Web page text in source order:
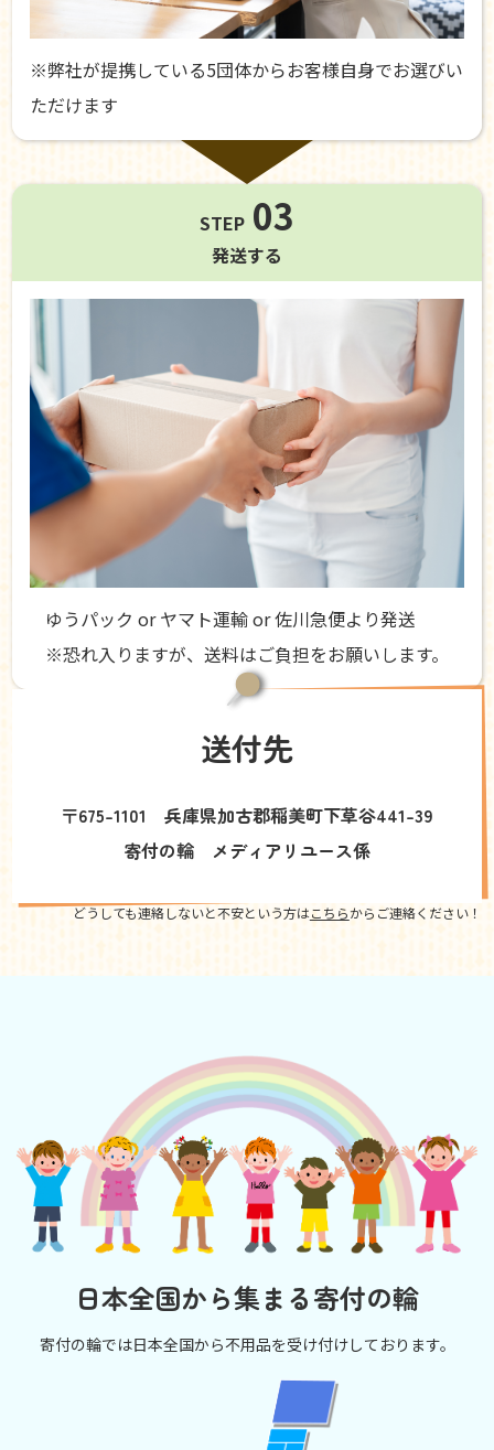
※弊社が提携している5団体からお客様自身でお選びい
ただけます
STEP 03
発送する
ゆうパック or ヤマト運輸 or 佐川急便より発送
※恐れ入りますが、送料はご負担をお願いします。
送付先
〒675-1101 兵庫県加古郡稲美町下草谷441-39
寄付の輪 メディアリユース係
どうしても連絡しないと不安という方はこちらからご連絡ください！
日本全国から集まる寄付の輪
寄付の輪では日本全国から不用品を受け付けしております。